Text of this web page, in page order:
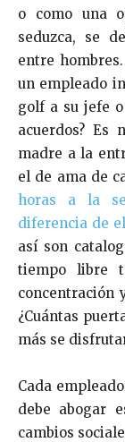
o como una
seduzca, se
entre
un empleado
golf a su jefe
acuerdos? Es
madre a la
el de ama de
horas a la
diferencia de
así son
tiempo libre
concentración
¿Cuántas
más se
Cada
debe abogar
cambios